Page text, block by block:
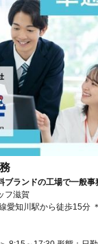
ブランドの工場で一般
フ滋賀
愛知川駅から徒歩15分